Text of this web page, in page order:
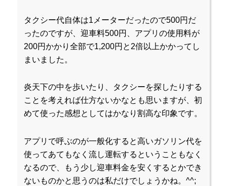
タクシー代自体は1メーターだったので500円だ
ったのですが、迎車料500円、アプリの使用料が
200円かかり全部で1,200円と2倍以上かかってし
まいました。
炎天下の中を歩いたり、タクシーを探したりする
ことを考えれば仕方ないかなとも思いますが、初
めて使った感想としてはかなり割高な印象です。
アプリで呼ぶのが一般化すると高いガソリン代を
使ってあてもなく流し運転するということもなく
なるので、もう少し迎車料金を安くするとかでき
ないものかと思うのは私だけでしょうかね。^^;